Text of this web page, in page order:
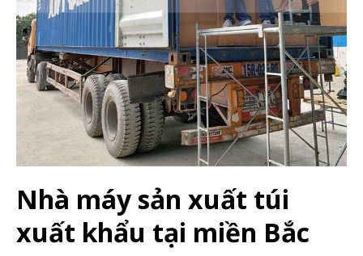
Nhà máy sản xuất túi
xuất khẩu tại miền Bắc